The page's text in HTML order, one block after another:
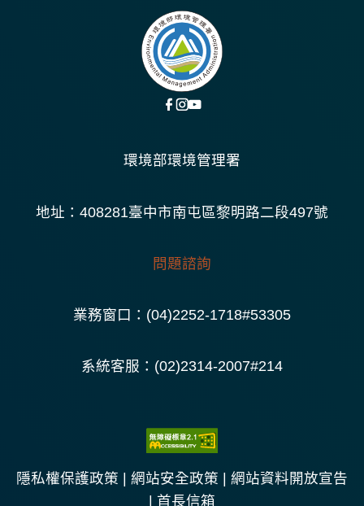
環境部環境管理署
地址：408281臺中市南屯區黎明路二段497號
問題諮詢
業務窗口：(04)2252-1718#53305
系統客服：(02)2314-2007#214
隱私權保護政策 網站安全政策
網站資料開放宣告
首長信箱